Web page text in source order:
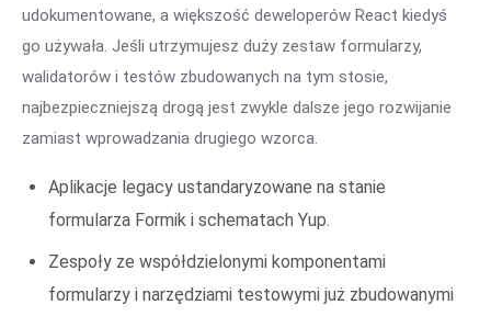
udokumentowane, a większość deweloperów React kiedyś
go używała. Jeśli utrzymujesz duży zestaw formularzy,
walidatorów i testów zbudowanych na tym stosie,
najbezpieczniejszą drogą jest zwykle dalsze jego rozwijanie
zamiast wprowadzania drugiego wzorca.
Aplikacje legacy ustandaryzowane na stanie
formularza Formik i schematach Yup.
Zespoły ze współdzielonymi komponentami
formularzy i narzędziami testowymi już zbudowanymi